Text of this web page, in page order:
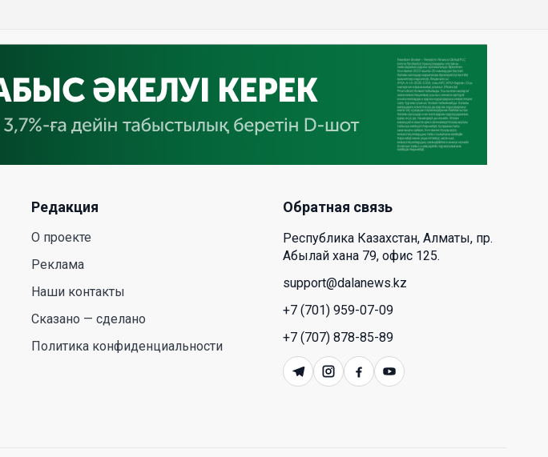
В области Абай началось
строительство индустриально-
экологического
деревообрабатывающего парка
полного цикла «EcoForest»
время для аллергиков. Как
создать дома пространство, где
действительно легче дышать
HONOR расширяет стратегию
бизнеса и переходит к развитию
экосистемы устройств с
искусственным интеллектом
Редакция
О проекте
Реклама
Наши контакты
Сказано — сделано
Политика конфиденциальности
Обратная связь
Республика Казахстан, Алматы, пр.
Абылай хана 79, офис 125.
support@dalanews.kz
+7 (701) 959-07-09
+7 (707) 878-85-89